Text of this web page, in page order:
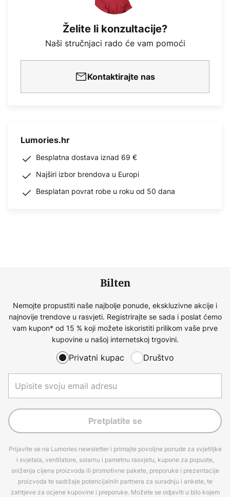
Želite li konzultacije?
Naši stručnjaci rado će vam pomoći
Kontaktirajte nas
Lumories.hr
Besplatna dostava iznad 69 €
Najširi izbor brendova u Europi
Besplatan povrat robe u roku od 50 dana
Bilten
Nemojte propustiti naše najbolje ponude, ekskluzivne akcije i
najnovije trendove u rasvjeti. Registrirajte se sada i poslat ćemo
vam kupon* od 15 % koji možete iskoristiti prilikom vaše prve
kupovine u našoj internetskoj trgovini.
Privatni kupac Društvo
Pretplatite se
Prijavite se na Lumories newsletter i primajte povoljne ponude za svjetiljke
i svjetala, ventilatore, solarnu i pametnu rasvjetu, kupone za popuste,
sniženja cijena proizvoda ili promotivne pakete, preporuke i prezentacije
proizvoda te sadržaje potencijalnih partnera za suradnju i ankete, te
zahtjeve za ocjene kupovine i preporuke. Možete se odjaviti u bilo kojem